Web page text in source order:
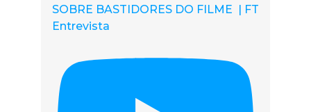
SOBRE BASTIDORES DO FILME | FT
Entrevista